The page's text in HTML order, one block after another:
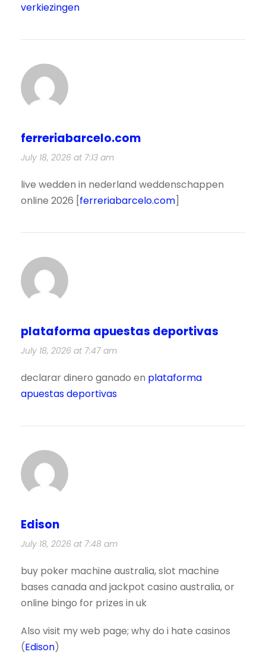
verkiezingen
ferreriabarcelo.com
July 18, 2026 at 7:13 am
live wedden in nederland weddenschappen
online 2026 [ferreriabarcelo.com]
plataforma apuestas deportivas
July 18, 2026 at 7:47 am
declarar dinero ganado en plataforma
apuestas deportivas
Edison
July 18, 2026 at 7:48 am
buy poker machine australia, slot machine
bases canada and jackpot casino australia, or
online bingo for prizes in uk
Also visit my web page; why do i hate casinos
(Edison)